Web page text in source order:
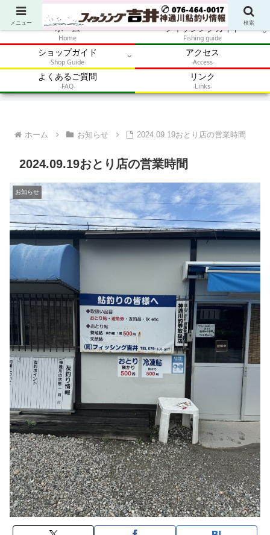
アウトドア・釣り・鮎・自然体験を加速させるメディア
ホーム
Home
フィッシングガイド
Fishing guide
ショップガイド
-Shop Guide-
アクセス
-Access-
よくあるご質問
-FAQ-
リンク
-Links-
ホーム お知らせ 2024.09.19おとり店の営業時間
2024.09.19おとり店の営業時間
お知らせ
メニュー 検索